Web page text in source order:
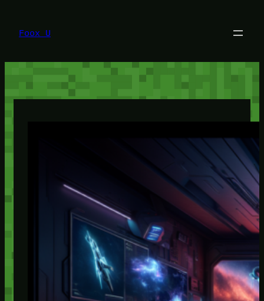
konten
Foox U